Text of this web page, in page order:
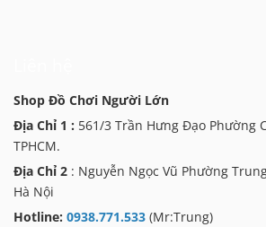
Shop Đồ Chơi Người Lớn
Địa Chỉ 1 : 561/3 Trần Hưng Đạo Phường
TPHCM.
Địa Chỉ 2 : Nguyễn Ngọc Vũ Phường
Hà Nội
Hotline: 0938.771.533 (Mr:Trung)